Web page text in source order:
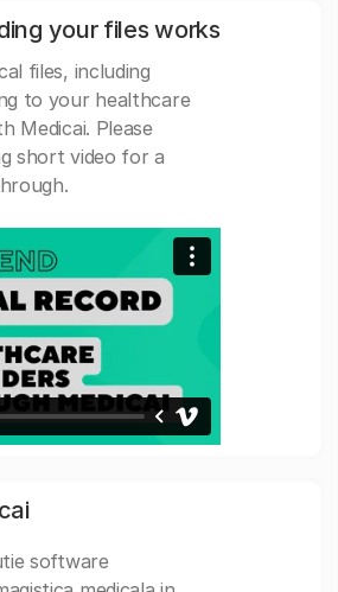
your files works
files, including
to your healthcare
Medicai. Please
short video for a
software